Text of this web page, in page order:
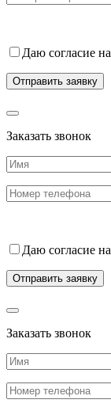
Даю согласие на
Заказать звонок
Даю согласие на
Заказать звонок